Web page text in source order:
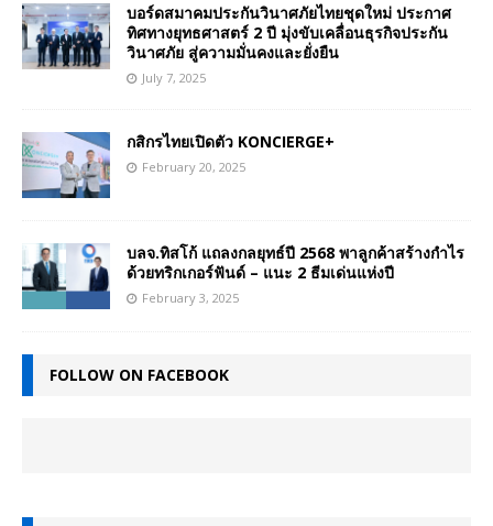
บอร์ดสมาคมประกันวินาศภัยไทยชุดใหม่ ประกาศ
ทิศทางยุทธศาสตร์ 2 ปี มุ่งขับเคลื่อนธุรกิจประกัน
วินาศภัย สู่ความมั่นคงและยั่งยืน
July 7, 2025
กสิกรไทยเปิดตัว KONCIERGE+
February 20, 2025
บลจ.ทิสโก้ แถลงกลยุทธ์ปี 2568 พาลูกค้าสร้างกำไร
ด้วยทริกเกอร์ฟันด์ – แนะ 2 ธีมเด่นแห่งปี
February 3, 2025
FOLLOW ON FACEBOOK